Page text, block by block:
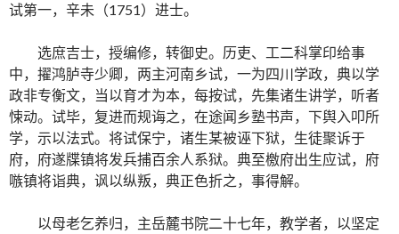
试第一，辛未（1751）进士。
选庶吉士，授编修，转御史。历吏、工二科掌印给事
中，擢鸿胪寺少卿，两主河南乡试，一为四川学政，典以学
政非专衡文，当以育才为本，每按试，先集诸生讲学，听者
悚动。试毕，复进而规诲之，在途闻乡塾书声，下舆入叩所
学，示以法式。将试保宁，诸生某被诬下狱，生徒聚诉于
府，府遂牒镇将发兵捕百余人系狱。典至檄府出生应试，府
嗾镇将诣典，讽以纵叛，典正色折之，事得解。
以母老乞养归，主岳麓书院二十七年，教学者，以坚定